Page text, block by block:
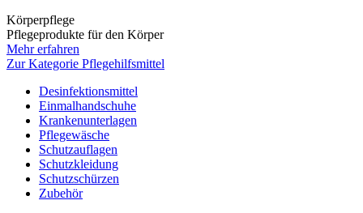
Körperpflege
Pflegeprodukte für den Körper
Mehr erfahren
Zur Kategorie Pflegehilfsmittel
Desinfektionsmittel
Einmalhandschuhe
Krankenunterlagen
Pflegewäsche
Schutzauflagen
Schutzkleidung
Schutzschürzen
Zubehör